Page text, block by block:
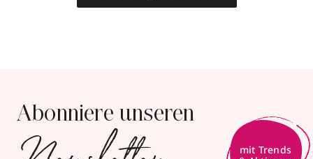
Abonniere unseren